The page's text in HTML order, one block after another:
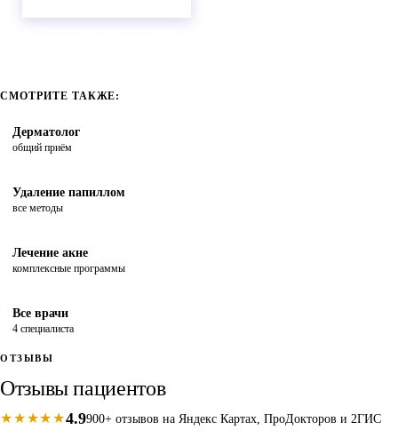
СМОТРИТЕ ТАКЖЕ:
Дерматолог
общий приём
Удаление папиллом
все методы
Лечение акне
комплексные программы
Все врачи
4 специалиста
ОТЗЫВЫ
Отзывы пациентов
★★★★★4.9900+ отзывов на Яндекс Картах, ПроДокторов и 2ГИС